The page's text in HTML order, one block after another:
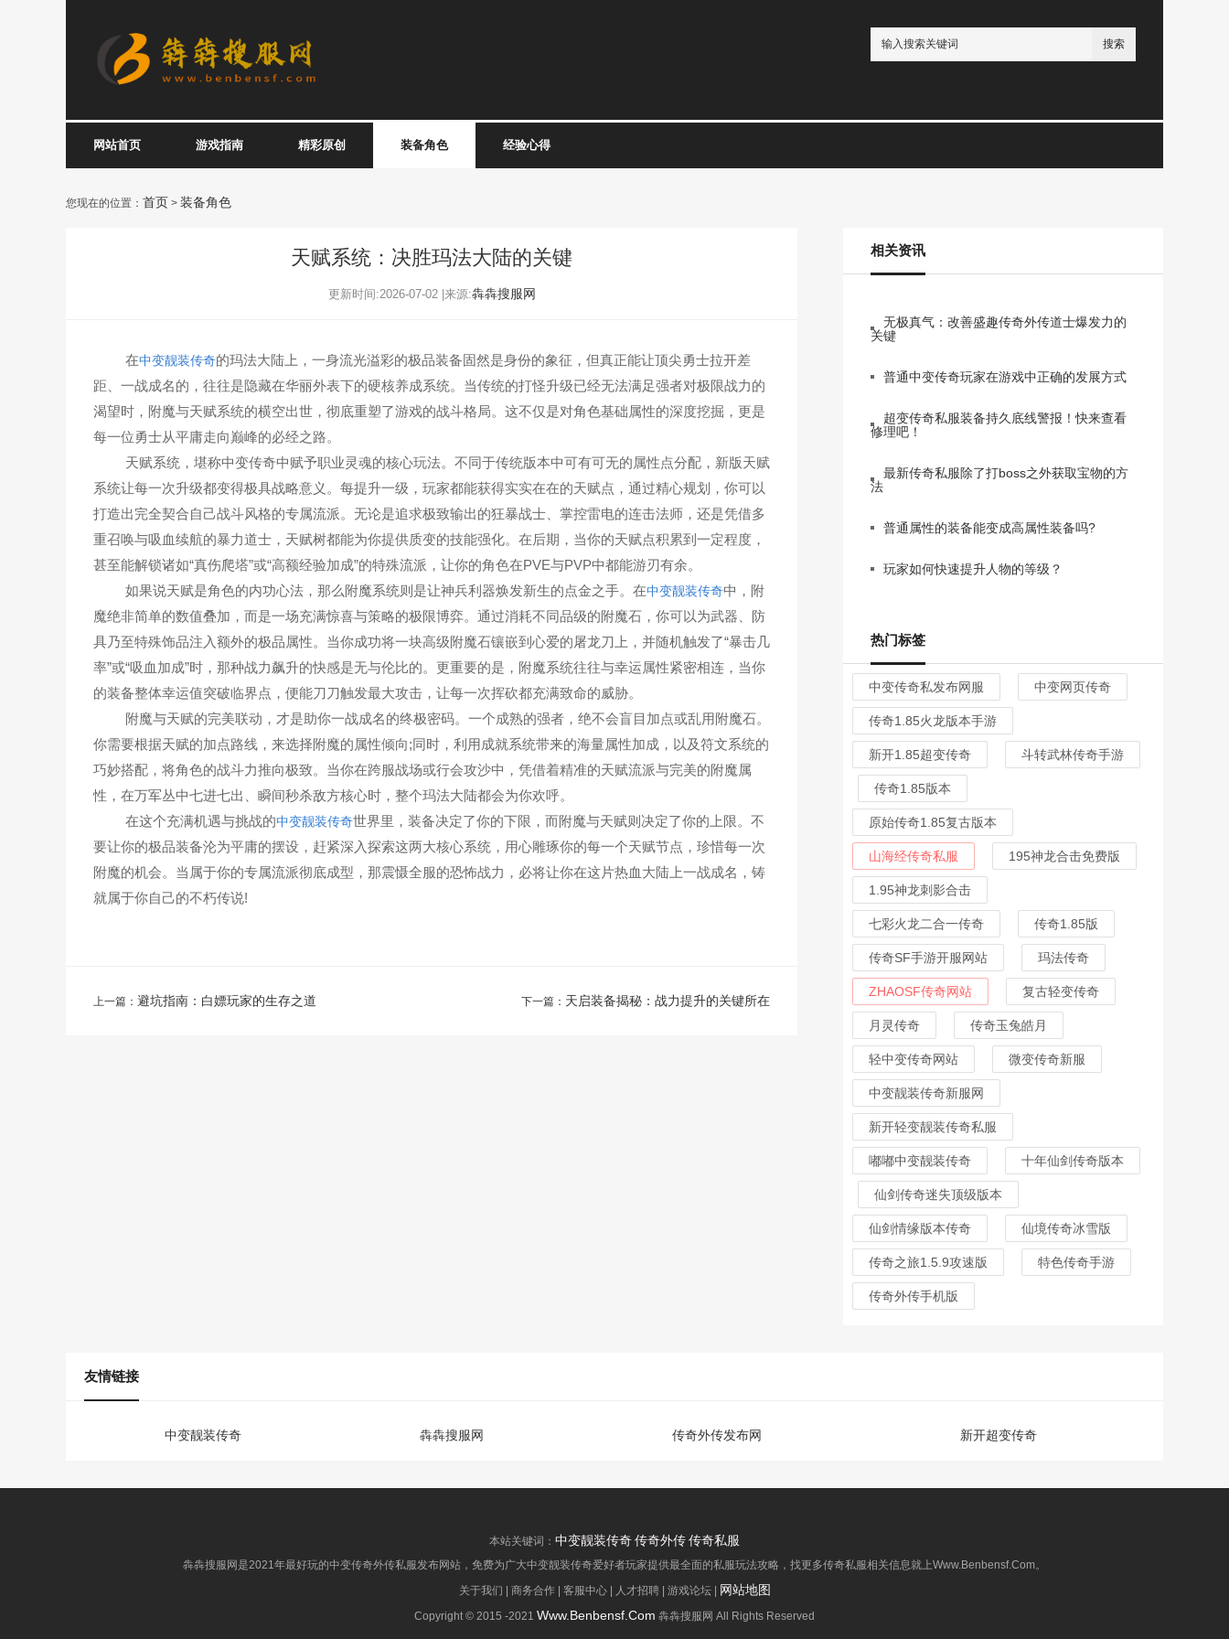
搜索
网站首页 游戏指南 精彩原创 装备角色 经验心得
您现在的位置： 首页 > 装备角色
天赋系统：决胜玛法大陆的关键
更新时间:2026-07-02 |来源:犇犇搜服网
在中变靓装传奇的玛法大陆上，一身流光溢彩的极品装备固然是身份的象征，但真正能让顶尖勇士拉开差
距、一战成名的，往往是隐藏在华丽外表下的硬核养成系统。当传统的打怪升级已经无法满足强者对极限战力的
渴望时，附魔与天赋系统的横空出世，彻底重塑了游戏的战斗格局。这不仅是对角色基础属性的深度挖掘，更是
每一位勇士从平庸走向巅峰的必经之路。
天赋系统，堪称中变传奇中赋予职业灵魂的核心玩法。不同于传统版本中可有可无的属性点分配，新版天赋
系统让每一次升级都变得极具战略意义。每提升一级，玩家都能获得实实在在的天赋点，通过精心规划，你可以
打造出完全契合自己战斗风格的专属流派。无论是追求极致输出的狂暴战士、掌控雷电的连击法师，还是凭借多
重召唤与吸血续航的暴力道士，天赋树都能为你提供质变的技能强化。在后期，当你的天赋点积累到一定程度，
甚至能解锁诸如“真伤爬塔”或“高额经验加成”的特殊流派，让你的角色在PVE与PVP中都能游刃有余。
如果说天赋是角色的内功心法，那么附魔系统则是让神兵利器焕发新生的点金之手。在中变靓装传奇中，附
魔绝非简单的数值叠加，而是一场充满惊喜与策略的极限博弈。通过消耗不同品级的附魔石，你可以为武器、防
具乃至特殊饰品注入额外的极品属性。当你成功将一块高级附魔石镶嵌到心爱的屠龙刀上，并随机触发了“暴击几
率”或“吸血加成”时，那种战力飙升的快感是无与伦比的。更重要的是，附魔系统往往与幸运属性紧密相连，当你
的装备整体幸运值突破临界点，便能刀刀触发最大攻击，让每一次挥砍都充满致命的威胁。
附魔与天赋的完美联动，才是助你一战成名的终极密码。一个成熟的强者，绝不会盲目加点或乱用附魔石。
你需要根据天赋的加点路线，来选择附魔的属性倾向;同时，利用成就系统带来的海量属性加成，以及符文系统的
巧妙搭配，将角色的战斗力推向极致。当你在跨服战场或行会攻沙中，凭借着精准的天赋流派与完美的附魔属
性，在万军丛中七进七出、瞬间秒杀敌方核心时，整个玛法大陆都会为你欢呼。
在这个充满机遇与挑战的中变靓装传奇世界里，装备决定了你的下限，而附魔与天赋则决定了你的上限。不
要让你的极品装备沦为平庸的摆设，赶紧深入探索这两大核心系统，用心雕琢你的每一个天赋节点，珍惜每一次
附魔的机会。当属于你的专属流派彻底成型，那震慑全服的恐怖战力，必将让你在这片热血大陆上一战成名，铸
就属于你自己的不朽传说!
上一篇： 避坑指南：白嫖玩家的生存之道 下一篇： 天启装备揭秘：战力提升的关键所在
相关资讯
无极真气：改善盛趣传奇外传道士爆发力的
关键
普通中变传奇玩家在游戏中正确的发展方式
超变传奇私服装备持久底线警报！快来查看
修理吧！
最新传奇私服除了打boss之外获取宝物的方
法
普通属性的装备能变成高属性装备吗?
玩家如何快速提升人物的等级？
热门标签
中变传奇私发布网服 中变网页传奇
传奇1.85火龙版本手游
新开1.85超变传奇 斗转武林传奇手游
传奇1.85版本
原始传奇1.85复古版本
山海经传奇私服 195神龙合击免费版
1.95神龙刺影合击
七彩火龙二合一传奇 传奇1.85版
传奇SF手游开服网站 玛法传奇
ZHAOSF传奇网站 复古轻变传奇
月灵传奇 传奇玉兔皓月
轻中变传奇网站 微变传奇新服
中变靓装传奇新服网
新开轻变靓装传奇私服
嘟嘟中变靓装传奇 十年仙剑传奇版本
仙剑传奇迷失顶级版本
仙剑情缘版本传奇 仙境传奇冰雪版
传奇之旅1.5.9攻速版 特色传奇手游
传奇外传手机版
友情链接
中变靓装传奇 犇犇搜服网 传奇外传发布网 新开超变传奇
本站关键词： 中变靓装传奇传奇外传传奇私服
犇犇搜服网是2021年最好玩的中变传奇外传私服发布网站，免费为广大中变靓装传奇爱好者玩家提供最全面的私服玩法攻略，找更多传奇私服相关信息就上Www.Benbensf.Com。
关于我们 | 商务合作 | 客服中心 | 人才招聘 | 游戏论坛 |
网站地图
Copyright © 2015 -2021 Www.Benbensf.Com 犇犇搜服网 All Rights Reserved